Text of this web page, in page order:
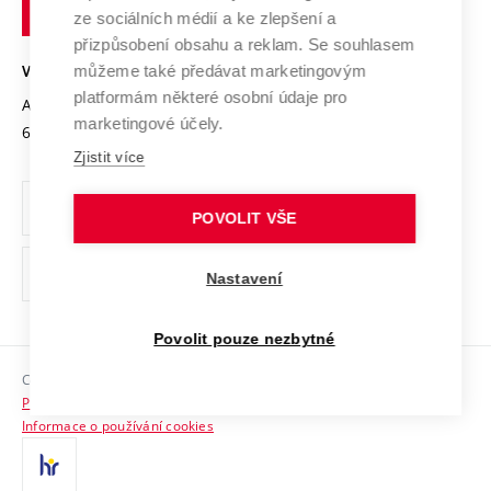
Open Science
Projekty
Projekty ze strukturálních fondů
Specifický výzkum
Mezinárodní dohody
Univerzitní sítě
Podnikavá univerzita / ContriBUTe
Bezpečná univerzita
Vyznamenání
Organizační struktura
Ochrana osobních údajů
odkaz)
Sociální bezpečí
HR Award
Kontakty
technické
VYSOKÉ UČENÍ TECHNICKÉ V BRNĚ
Antonínská 548/1
602 00 Brno
www.vut.cz
vut@vutbr.cz
Copyright © 2026 VUT
Prohlášení o přístupnosti
Informace o používání cookies
ze sociálních médií a ke zlepšení a
přizpůsobení obsahu a reklam. Se souhlasem
můžeme také předávat marketingovým
platformám některé osobní údaje pro
marketingové účely.
Zjistit více
POVOLIT VŠE
Nastavení
Povolit pouze nezbytné